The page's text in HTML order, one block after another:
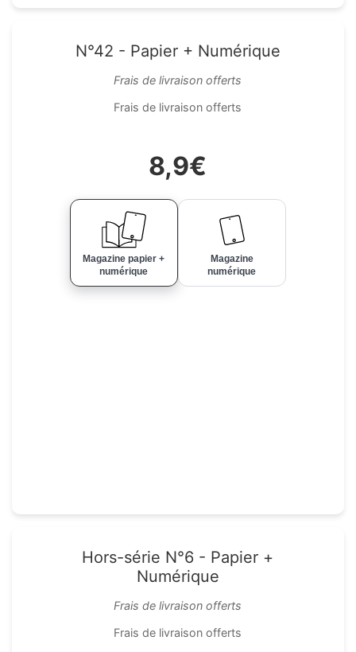
N°42 - Papier + Numérique
Frais de livraison offerts
Frais de livraison offerts
8,9€
Magazine papier +
numérique
Magazine
numérique
Hors-série N°6 - Papier +
Numérique
Frais de livraison offerts
Frais de livraison offerts